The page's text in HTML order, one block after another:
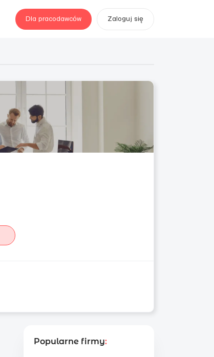
Dla pracodawców Zaloguj się
Popularne firmy: